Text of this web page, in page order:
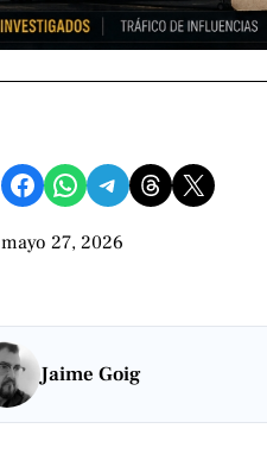
Compartir en Facebook Compartir en WhatsApp Compartir en Telegram Share on Threads Compartir en X
mayo 27, 2026
Jaime Goig